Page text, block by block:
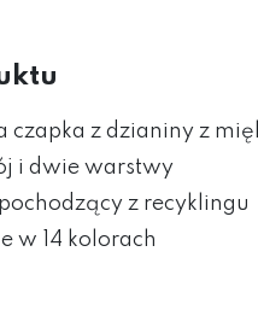
czapka z dzianiny z
i dwie warstwy
z recyklingu
w 14 kolorach